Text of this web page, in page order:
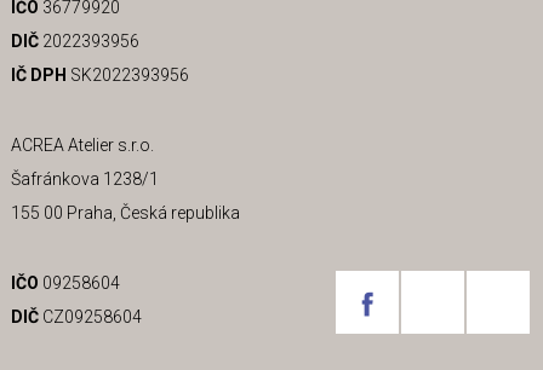
IČO 36779920
DIČ2022393956
IČ DPH SK2022393956
ACREA Atelier s.r.o.
Šafránkova 1238/1
155 00 Praha, Česká republika
IČO 09258604
DIČCZ09258604